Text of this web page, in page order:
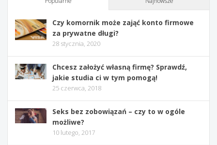
Czy komornik może zająć konto firmowe
za prywatne długi?
28 stycznia, 2020
Chcesz założyć własną firmę? Sprawdź,
jakie studia ci w tym pomogą!
25 czerwca, 2018
Seks bez zobowiązań – czy to w ogóle
możliwe?
10 lutego, 2017